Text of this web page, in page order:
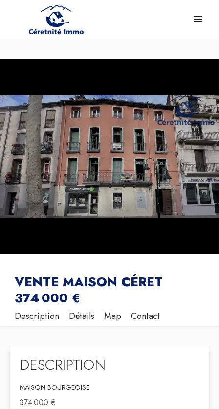
VENTE MAISON CÉRET
374 000 €
Description Détails Map Contact
DESCRIPTION
MAISON BOURGEOISE
374 000 €